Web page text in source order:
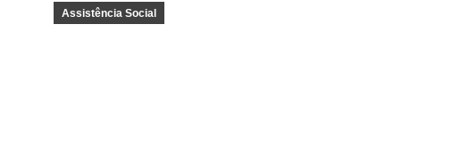
Assistência Social